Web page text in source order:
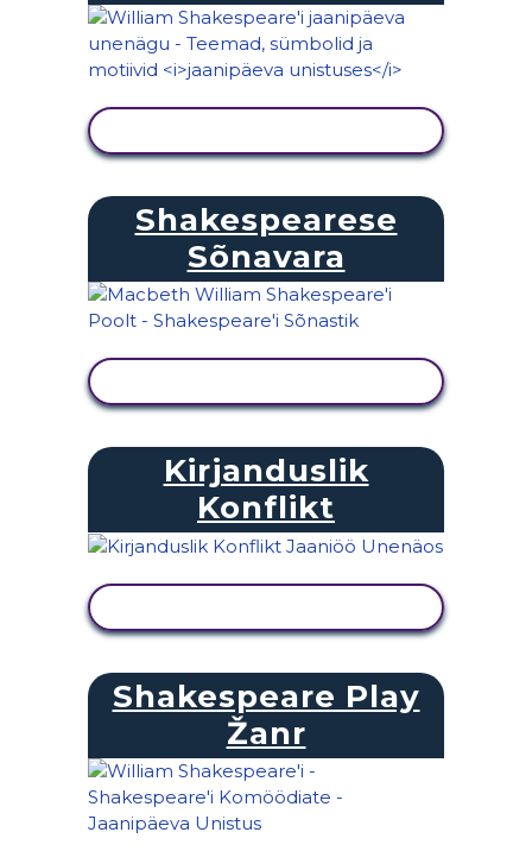
Shakespearese
Sõnavara
Kirjanduslik
Konflikt
Shakespeare Play
Žanr